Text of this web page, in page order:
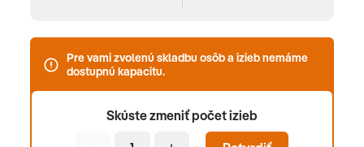
zaujímavostiach si prečítajte nášho turistického
dovolenky v Bulharsku Do Egypta lietame
komfortne priamymi letmi z Bratislavy, Košíc a
Popradu. Pre svoju dovolenku si môžete vybrať
ubytovanie v 3 až 5* hoteloch. Stravovanie
v hoteloch v Bulharsku je väčšinou formou all
Pre vami zvolenú skladbu osôb a izieb nemáme
dostupnú kapacitu.
Skúste zmeniť počet izieb